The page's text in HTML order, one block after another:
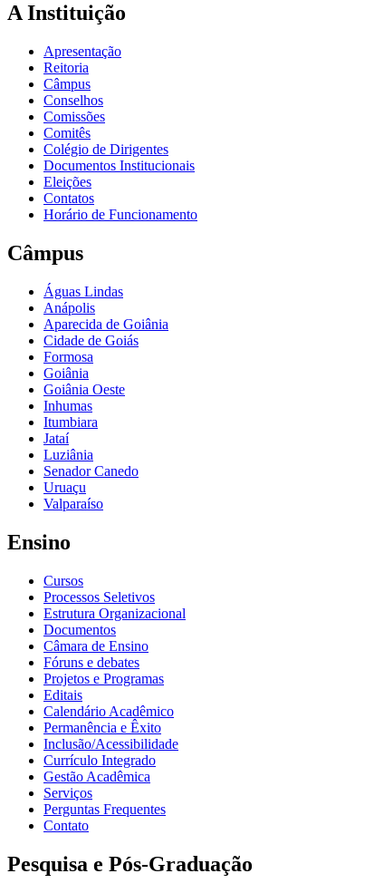
A Instituição
Apresentação
Reitoria
Câmpus
Conselhos
Comissões
Comitês
Colégio de Dirigentes
Documentos Institucionais
Eleições
Contatos
Horário de Funcionamento
Câmpus
Águas Lindas
Anápolis
Aparecida de Goiânia
Cidade de Goiás
Formosa
Goiânia
Goiânia Oeste
Inhumas
Itumbiara
Jataí
Luziânia
Senador Canedo
Uruaçu
Valparaíso
Ensino
Cursos
Processos Seletivos
Estrutura Organizacional
Documentos
Câmara de Ensino
Fóruns e debates
Projetos e Programas
Editais
Calendário Acadêmico
Permanência e Êxito
Inclusão/Acessibilidade
Currículo Integrado
Gestão Acadêmica
Serviços
Perguntas Frequentes
Contato
Pesquisa e Pós-Graduação